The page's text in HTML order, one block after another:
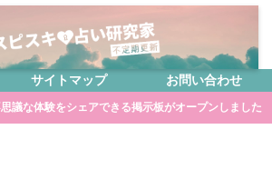
サイトマップ お問い合わせ
議な体験をシェアできる掲示板がオープンしました